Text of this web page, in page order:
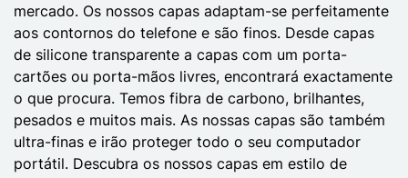
mercado. Os nossos capas adaptam-se perfeitamente
aos contornos do telefone e são finos. Desde capas
de silicone transparente a capas com um porta-
cartões ou porta-mãos livres, encontrará exactamente
o que procura. Temos fibra de carbono, brilhantes,
pesados e muitos mais. As nossas capas são também
ultra-finas e irão proteger todo o seu computador
portátil. Descubra os nossos capas em estilo de